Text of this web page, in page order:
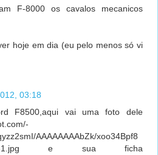
F-8000 os cavalos mecanicos
hoje em dia (eu pelo menos só vi
03:18
F8500,aqui vai uma foto dele
AAAAAAAAbZk/xoo34Bpf8
8500-1.jpg e sua ficha